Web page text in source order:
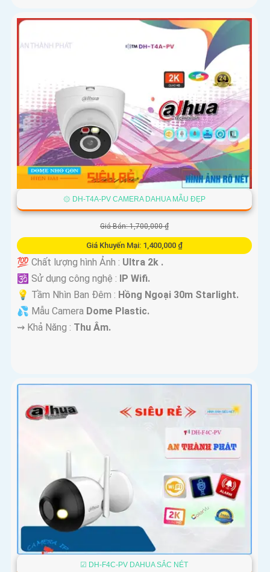
۞ DH-T4A-PV CAMERA DAHUA MẪU ĐẸP
Giá Bán: 1,700,000 ₫
Giá Khuyến Mại: 1,400,000 ₫
💯 Chất lượng hình Ảnh : Ultra 2k .
🕉️ Sử dụng công nghệ :
IP Wifi.
💡 Tầm Nhìn Ban Đêm : Hồng Ngoại 30m Starlight.
💦 Mẫu Camera Dome Plastic.
️⇝ Khả Năng : Thu Âm.
☑ DH-F4C-PV DAHUA SẮC NÉT